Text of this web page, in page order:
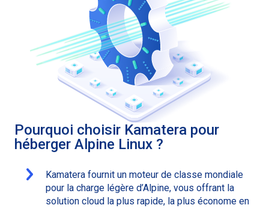
Pourquoi choisir Kamatera pour
héberger Alpine Linux ?
Kamatera fournit un moteur de classe mondiale
pour la charge légère d’Alpine, vous offrant la
solution cloud la plus rapide, la plus économe en